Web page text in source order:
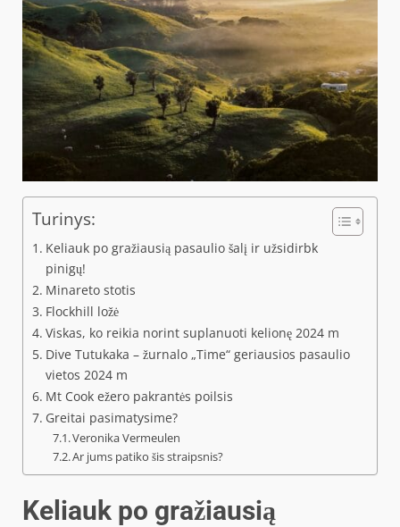
Turinys:
Keliauk po gražiausią pasaulio šalį ir užsidirbk
pinigų!
Minareto stotis
Flockhill ložė
Viskas, ko reikia norint suplanuoti kelionę 2024 m
Dive Tutukaka – žurnalo „Time“ geriausios pasaulio
vietos 2024 m
Mt Cook ežero pakrantės poilsis
Greitai pasimatysime?
Veronika Vermeulen
Ar jums patiko šis straipsnis?
Keliauk po gražiausią